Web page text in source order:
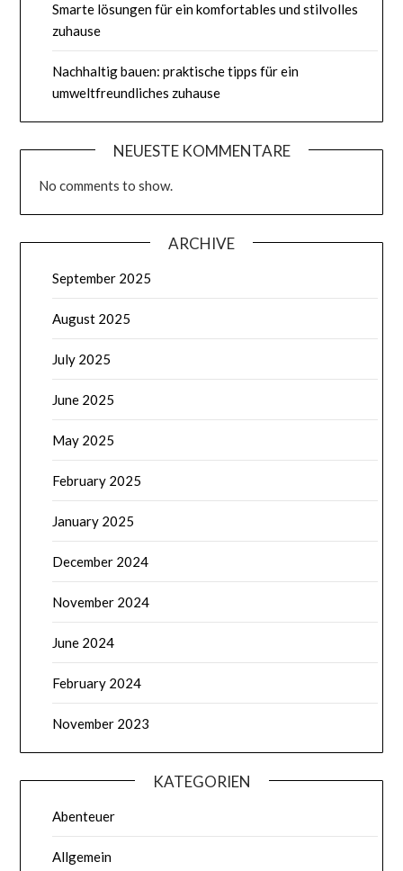
Smarte lösungen für ein komfortables und stilvolles
zuhause
Nachhaltig bauen: praktische tipps für ein
umweltfreundliches zuhause
NEUESTE KOMMENTARE
No comments to show.
ARCHIVE
September 2025
August 2025
July 2025
June 2025
May 2025
February 2025
January 2025
December 2024
November 2024
June 2024
February 2024
November 2023
KATEGORIEN
Abenteuer
Allgemein